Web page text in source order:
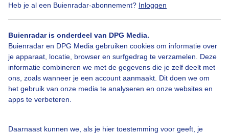
Heb je al een Buienradar-abonnement? Inloggen
Buienradar is onderdeel van DPG Media.
Buienradar en DPG Media gebruiken cookies om informatie over
je apparaat, locatie, browser en surfgedrag te verzamelen. Deze
informatie combineren we met de gegevens die je zelf deelt met
ons, zoals wanneer je een account aanmaakt. Dit doen we om
het gebruik van onze media te analyseren en onze websites en
apps te verbeteren.
Daarnaast kunnen we, als je hier toestemming voor geeft, je
Over Buienradar
Bedrijfsgegevens
Veelgestelde vragen
Contact
Toegankelijkheid